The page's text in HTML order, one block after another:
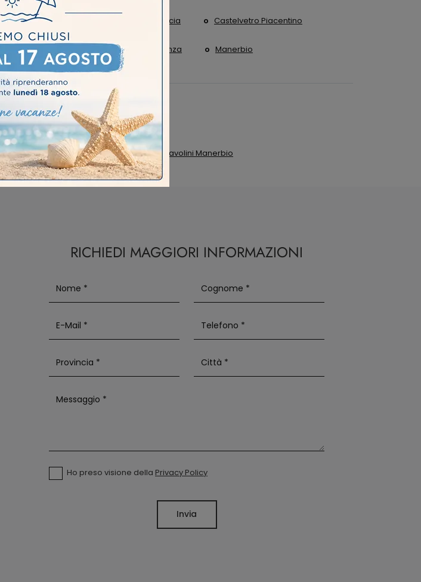
Brescia Castelvetro Piacentino
Fidenza Manerbio
Sedie Scavolini Fidenza Sedie Scavolini Manerbio
RICHIEDI MAGGIORI INFORMAZIONI
Ho preso visione della Privacy Policy
Invia